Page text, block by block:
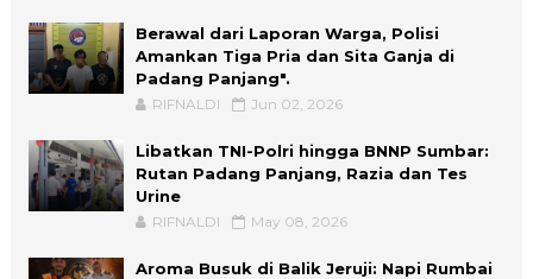
Berawal dari Laporan Warga, Polisi
Amankan Tiga Pria dan Sita Ganja di
Padang Panjang".
RIFNALDI Jun 02, 2026
Libatkan TNI-Polri hingga BNNP Sumbar:
Rutan Padang Panjang, Razia dan Tes
Urine
RIFNALDI May 08, 2026
Aroma Busuk di Balik Jeruji: Napi Rumbai